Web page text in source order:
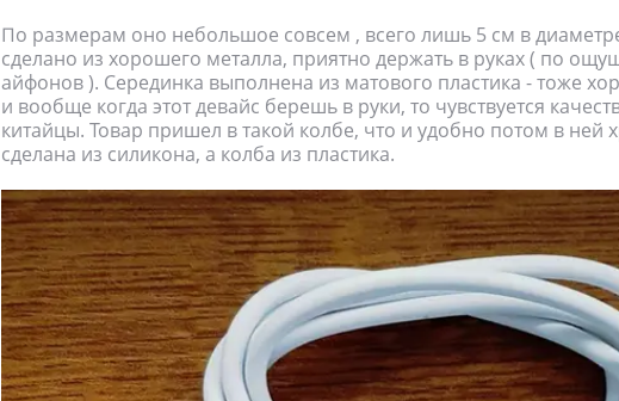
По размерам оно небольшое совсем , всего лишь 5 см в
сделано из хорошего металла, приятно держать в руках ( по
айфонов ). Серединка выполнена из матового пластика - тоже
и вообще когда этот девайс берешь в руки, то чувствуется
китайцы. Товар пришел в такой колбе, что и удобно потом в ней
сделана из силикона, а колба из пластика.